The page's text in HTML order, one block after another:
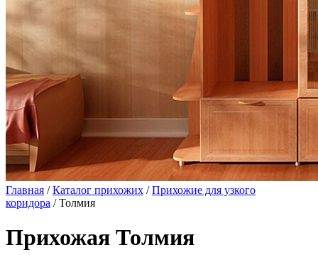
Главная /Каталог прихожих /Прихожие для узкого
коридора / Толмия
Прихожая Толмия